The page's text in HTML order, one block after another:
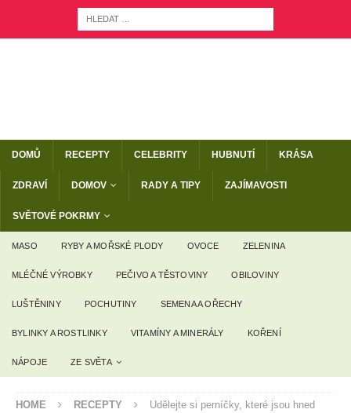
DOMŮ RECEPTY CELEBRITY HUBNUTÍ KRÁSA
ZDRAVÍ DOMOV RADY A TIPY ZAJÍMAVOSTI
SVĚTOVÉ POKRMY
MASO RYBY A MOŘSKÉ PLODY OVOCE ZELENINA
MLÉČNÉ VÝROBKY PEČIVO A TĚSTOVINY OBILOVINY
LUŠTĚNINY POCHUTINY SEMENA A OŘECHY
BYLINKY A ROSTLINKY VITAMÍNY A MINERÁLY KOŘENÍ
NÁPOJE ZE SVĚTA
HOME RECEPTY
Udělejte si perníčky, které jsou hned